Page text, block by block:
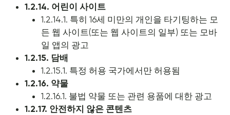
1.2.14. 어린이 사이트
1.2.14.1. 특히 16세 미만의 개인을 타기팅하는 모
든 웹 사이트(또는 웹 사이트의 일부) 또는 모바
일 앱의 광고
1.2.15. 담배
1.2.15.1. 특정 허용 국가에서만 허용됨
1.2.16. 약물
1.2.16.1. 불법 약물 또는 관련 용품에 대한 광고
1.2.17. 안전하지 않은 콘텐츠